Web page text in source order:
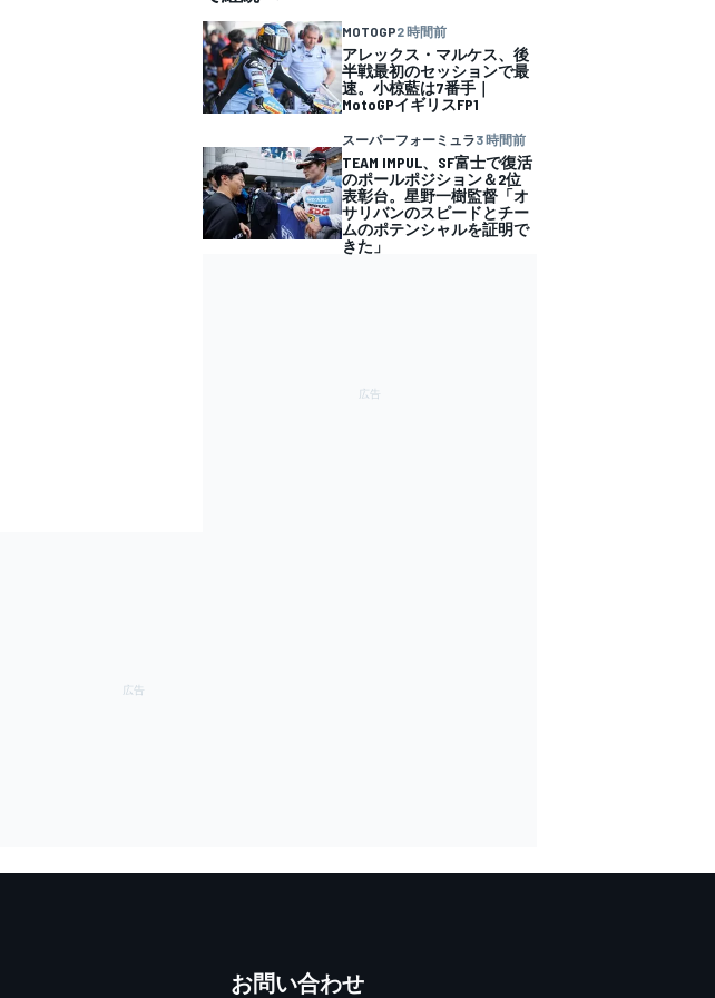
MOTOGP2 時間前
アレックス・マルケス、後
半戦最初のセッションで最
速。小椋藍は7番手｜
MotoGPイギリスFP1
スーパーフォーミュラ3 時間前
TEAM IMPUL、SF富士で復活
のポールポジション＆2位
表彰台。星野一樹監督「オ
サリバンのスピードとチー
ムのポテンシャルを証明で
きた」
お問い合わせ